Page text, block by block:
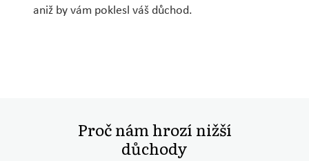
aniž by vám poklesl váš důchod.
Proč nám hrozí nižší
důchody